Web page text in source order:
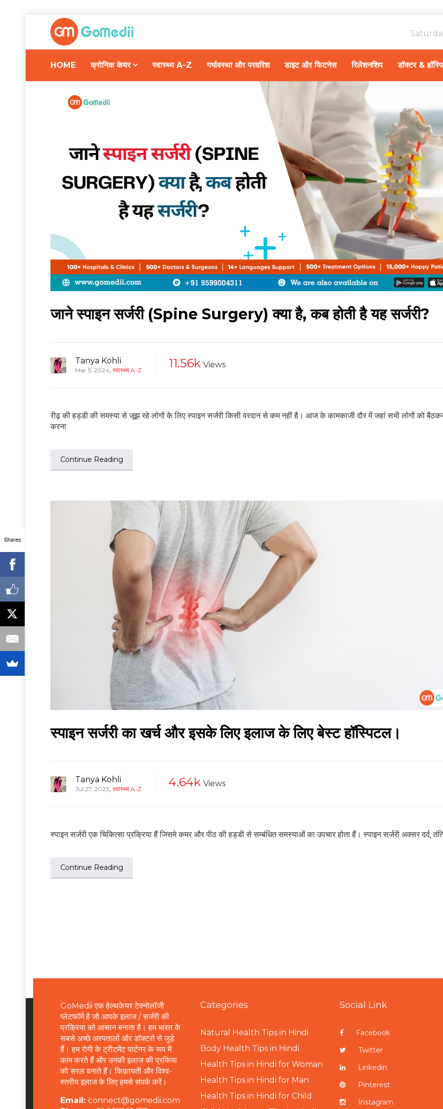
HOME क्रोनिक केयर स्वास्थ्य A-Z गर्भावस्था और परवरिश डाइट और फिटनेस रिलेशनशिप डॉक्टर &
जाने स्पाइन सर्जरी (Spine Surgery) क्या है, कब होती है यह सर्जरी?
Tanya Kohli
Mar 5, 2024, स्वास्थ्य A-Z 11.56k Views
रीढ़ की हड्डी की समस्या से जूझ रहे लोगों के लिए स्पाइन सर्जरी किसी वरदान से कम नहीं है। आज के कामकाजी दौर में जहां सभी लोगों को
करना
Continue Reading
स्पाइन सर्जरी का खर्च और इसके लिए इलाज के लिए बेस्ट हॉस्पिटल।
Tanya Kohli
Jul 27, 2023, स्वास्थ्य A-Z 4.64k Views
स्पाइन सर्जरी एक चिकित्सा प्रक्रिया हैं जिसमे कमर और पीठ की हड्डी से सम्बंधित समस्याओं का उपचार होता हैं। स्पाइन सर्जरी अक्सर दर्द,
Continue Reading
GoMedii एक हेल्थकेयर टेक्नोलॉजी
प्लेटफॉर्म है जो आपके इलाज / सर्जरी की
प्रक्रिया को आसान बनाता है। हम भारत के
सबसे अच्छे अस्पतालों और डॉक्टरों से जुड़े
हैं। हम रोगी के ट्रीटमेंट पार्टनर के रूप में
काम करते हैं और उनकी इलाज की प्रकिया
को सरल बनाते हैं। किफ़ायती और विश्व-
स्तरीय इलाज के लिए हमसे संपर्क करें।
Email: connect@gomedii.com
Categories
Natural Health Tips in Hindi
Body Health Tips in Hindi
Health Tips in Hindi for Woman
Health Tips in Hindi for Man
Health Tips in Hindi for Child
Social Link
Facebook
Twitter
Linkedin
Pinterest
Instagram
Shares